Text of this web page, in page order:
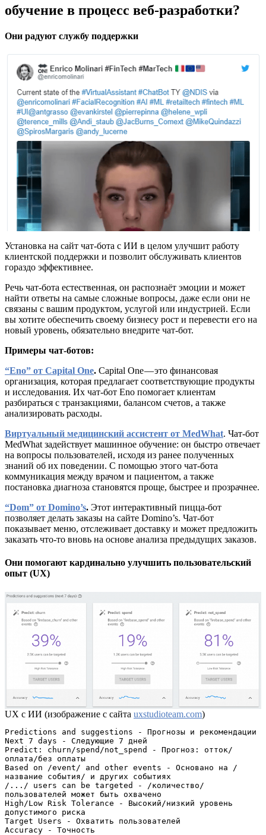
обучение в процесс веб-разработки?
Они радуют службу поддержки
Установка на сайт чат-бота с ИИ в целом улучшит работу
клиентской поддержки и позволит обслуживать клиентов
гораздо эффективнее.
Речь чат-бота естественная, он распознаёт эмоции и может
найти ответы на самые сложные вопросы, даже если они не
связаны с вашим продуктом, услугой или индустрией. Если
вы хотите обеспечить своему бизнесу рост и перевести его на
новый уровень, обязательно внедрите чат-бот.
Примеры чат-ботов:
“Eno” от Capital One. Capital One — это финансовая
организация, которая предлагает соответствующие продукты
и исследования. Их чат-бот Eno помогает клиентам
разбираться с транзакциями, балансом счетов, а также
анализировать расходы.
Виртуальный медицинский ассистент от MedWhat. Чат-бот
MedWhat задействует машинное обучение: он быстро отвечает
на вопросы пользователей, исходя из ранее полученных
знаний об их поведении. С помощью этого чат-бота
коммуникация между врачом и пациентом, а также
постановка диагноза становятся проще, быстрее и прозрачнее.
“Dom” от Domino’s. Этот интерактивный пицца-бот
позволяет делать заказы на сайте Domino’s. Чат-бот
показывает меню, отслеживает доставку и может предложить
заказать что-то вновь на основе анализа предыдущих заказов.
Они помогают кардинально улучшить пользовательский
опыт (UX)
UX с ИИ (изображение с сайта uxstudioteam.com)
Predictions and suggestions - Прогнозы и рекомендации
Next 7 days - Следующие 7 дней
Predict: churn/spend/not_spend - Прогноз: отток/
оплата/без оплаты
Based on /event/ and other events - Основано на /
название события/ и других событиях
/.../ users can be targeted - /количество/
пользователей может быть охвачено
High/Low Risk Tolerance - Высокий/низкий уровень
допустимого риска
Target Users - Охватить пользователей
Accuracy - Точность